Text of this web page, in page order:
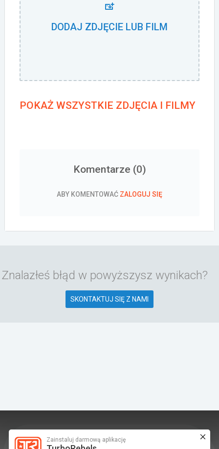
Zainstaluj darmową aplikację
DODAJ ZDJĘCIE LUB FILM
POKAŻ WSZYSTKIE ZDJĘCIA I FILMY
Komentarze (0)
ABY KOMENTOWAĆ ZALOGUJ SIĘ
Znalazłeś błąd w powyższysz wynikach?
SKONTAKTUJ SIĘ Z NAMI
TurboRebels to platforma społecznościowa i